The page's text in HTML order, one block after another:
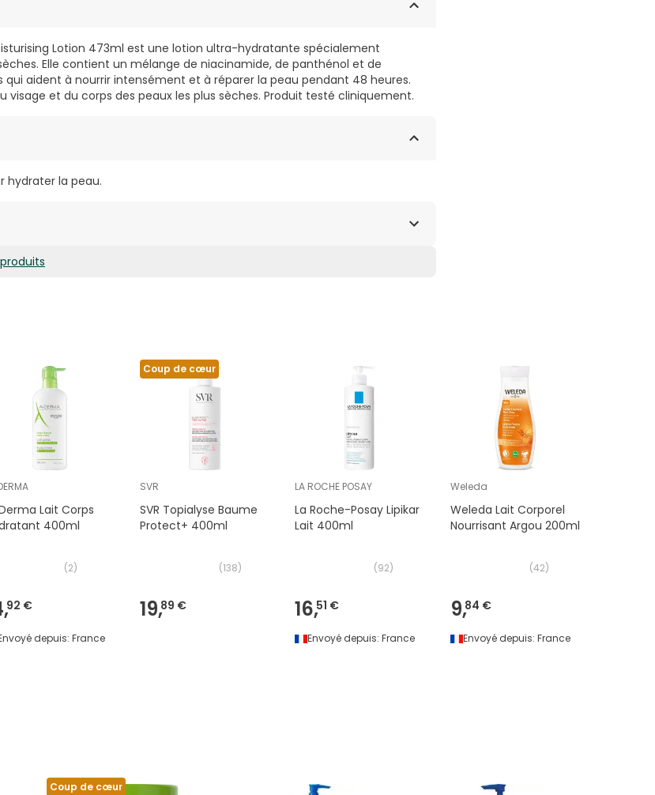
Lotion 473ml est une lotion ultra-hydratante spécialement
Elle contient un mélange de niacinamide, de panthénol et de
qui aident à nourrir intensément et à réparer la peau pendant 48 heures.
visage et du corps des peaux les plus sèches. Produit testé cliniquement.
hydrater la peau.
Lait Corps
400ml
(2)
92 €
depuis: France
Coup de cœur
SVR
SVR Topialyse Baume
Protect+ 400ml
(138)
19,89 €
LA ROCHE POSAY
La Roche-Posay Lipikar
Lait 400ml
(92)
16,51 €
Envoyé depuis: France
Weleda
Weleda Lait Corporel
Nourrisant Argou 200ml
(42)
9,84 €
Envoyé depuis: France
Coup de cœur